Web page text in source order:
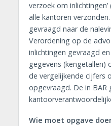
verzoek om
alle kantoren
gevraagd naar de
Verordening op de
inlichtingen gevraagd
gegevens (kengetallen)
de vergelijkende cijfers
opgevraagd. De in BAR
Wie moet opgave